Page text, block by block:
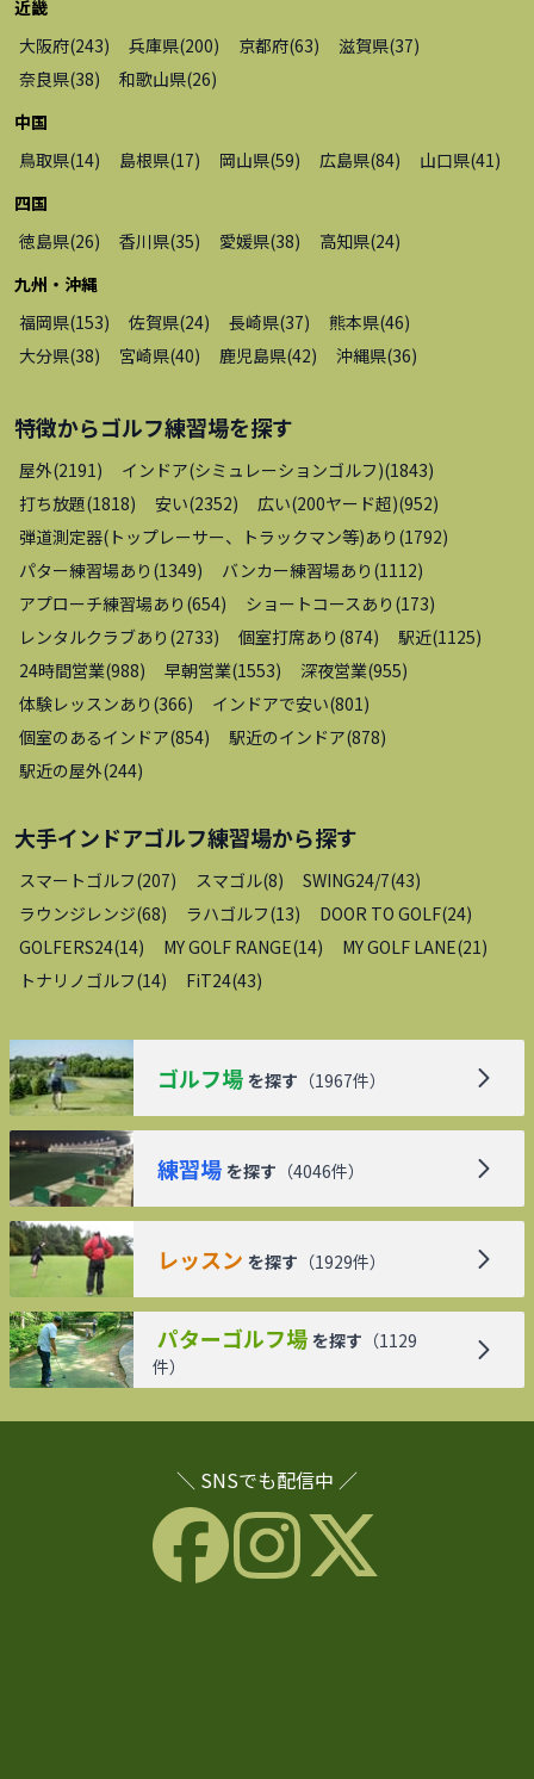
近畿
大阪府(243) 兵庫県(200) 京都府(63) 滋賀県(37)
奈良県(38) 和歌山県(26)
中国
鳥取県(14) 島根県(17) 岡山県(59) 広島県(84) 山口県(41 )
四国
徳島県(26) 香川県(35) 愛媛県(38) 高知県(24)
九州・沖縄
福岡県(153) 佐賀県(24) 長崎県(37) 熊本県(46)
大分県(38) 宮崎県(40) 鹿児島県(42) 沖縄県(36)
特徴からゴルフ練習場を探す
屋外(2191 ) インドア(シミュレーションゴルフ)(1843)
打ち放題(1818) 安い(2352) 広い(200ヤード超)(952)
弾道測定器(トップレーサー、トラックマン等)あり (1792)
パター練習場あり (1349) バンカー練習場あり (1112)
アプローチ練習場あり (654) ショートコースあり (173)
レンタルクラブあり (2733) 個室打席あり (874) 駅近(1125)
24時間営業(988) 早朝営業(1553) 深夜営業(955)
体験レッスンあり (366) インドアで安い(801 )
個室のあるインドア(854) 駅近のインドア(878)
駅近の屋外(244)
大手インドアゴルフ練習場から探す
スマートゴルフ(207) スマゴル(8) SWING24/7(43)
ラウンジレンジ(68) ラハゴルフ(13) DOOR TO GOLF(24)
GOLFERS24(14) MY GOLF RANGE(14) MY GOLF LANE(21 )
トナリノゴルフ(14) FiT24(43)
ゴルフ場 を探す （1967件）
練習場 を探す （4046件）
レッスン を探す （1929件）
パターゴルフ場 を探す （1129
件）
＼ SNSでも配信中 ／